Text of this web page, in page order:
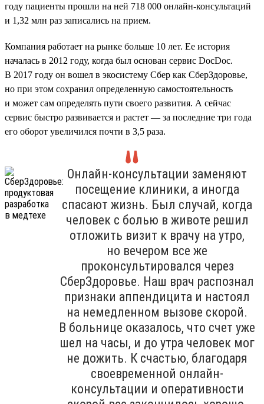
году пациенты прошли на ней 718 000 онлайн-консультаций
и 1,32 млн раз записались на прием.
Компания работает на рынке больше 10 лет. Ее история
началась в 2012 году, когда был основан сервис DocDoc.
В 2017 году он вошел в экосистему Сбер как СберЗдоровье,
но при этом сохранил определенную самостоятельность
и может сам определять пути своего развития. А сейчас
сервис быстро развивается и растет — за последние три года
его оборот увеличился почти в 3,5 раза.
Онлайн-консультации заменяют
посещение клиники, а иногда
спасают жизнь. Был случай, когда
человек с болью в животе решил
отложить визит к врачу на утро,
но вечером все же
проконсультировался через
СберЗдоровье. Наш врач распознал
признаки аппендицита и настоял
на немедленном вызове скорой.
В больнице оказалось, что счет уже
шел на часы, и до утра человек мог
не дожить. К счастью, благодаря
своевременной онлайн-
консультации и оперативности